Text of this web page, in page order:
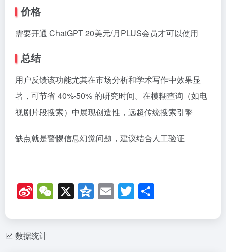
价格
需要开通 ChatGPT 20美元/月PLUS会员才可以使用
总结
用户反馈该功能尤其在市场分析和学术写作中效果显
著，可节省 40%-50% 的研究时间。在模糊查询（如电
视剧片段搜索）中展现创造性，远超传统搜索引擎
缺点就是警惕信息幻觉问题，建议结合人工验证
Si
n
a
W
W
e
C
X Q
z
o
E
m
ail
T
wi
tt
数据统计